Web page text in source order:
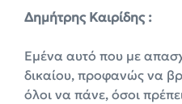
Δημήτρης Καιρίδης :
Εμένα αυτό που με
δικαίου, προφανώς να
όλοι να πάνε, όσοι